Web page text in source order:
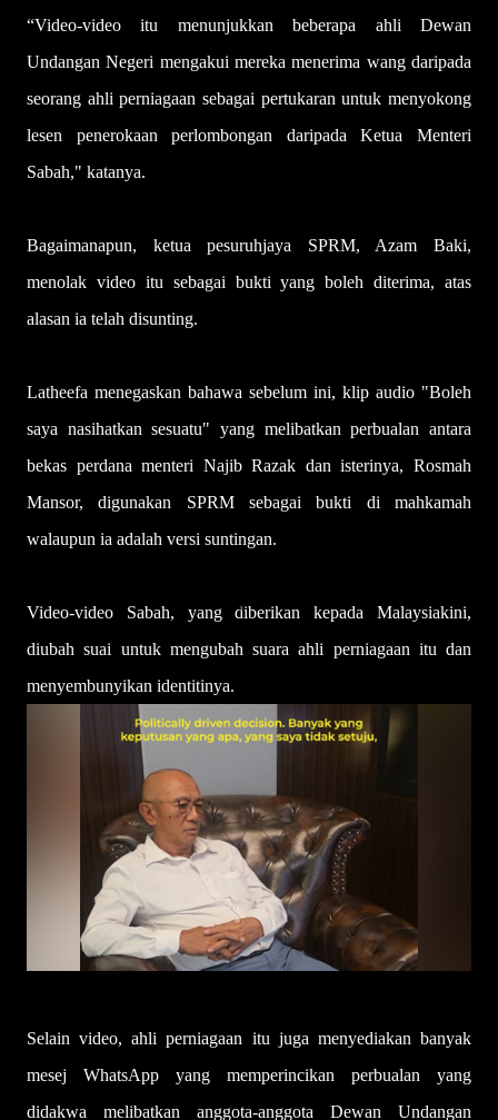
“Video-video itu menunjukkan beberapa ahli Dewan
Undangan Negeri mengakui mereka menerima wang daripada
seorang ahli perniagaan sebagai pertukaran untuk menyokong
lesen penerokaan perlombongan daripada Ketua Menteri
Sabah," katanya.
Bagaimanapun, ketua pesuruhjaya SPRM, Azam Baki,
menolak video itu sebagai bukti yang boleh diterima, atas
alasan ia telah disunting.
Latheefa menegaskan bahawa sebelum ini, klip audio "Boleh
saya nasihatkan sesuatu" yang melibatkan perbualan antara
bekas perdana menteri Najib Razak dan isterinya, Rosmah
Mansor, digunakan SPRM sebagai bukti di mahkamah
walaupun ia adalah versi suntingan.
Video-video Sabah, yang diberikan kepada Malaysiakini,
diubah suai untuk mengubah suara ahli perniagaan itu dan
menyembunyikan identitinya.
Selain video, ahli perniagaan itu juga menyediakan banyak
mesej WhatsApp yang memperincikan perbualan yang
didakwa melibatkan anggota-anggota Dewan Undangan